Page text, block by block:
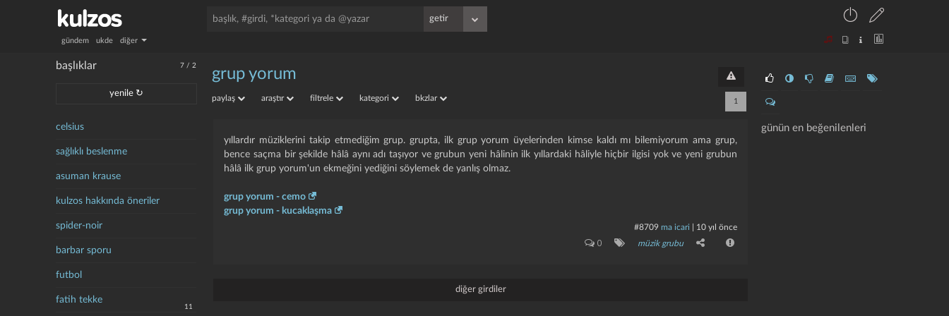
gündem ukde diğer
7 /2
başlıklar
yenile ↻
celsius
sağlıklı beslenme
asuman krause
kulzos hakkında öneriler
spider-noir
barbar sporu
futbol
fatih tekke
11
günün en beğenilenleri
grup yorum
paylaş araştır filtrele kategori bkzlar 1
yıllardır müziklerini takip etmediğim grup. grupta, ilk grup yorum üyelerinden kimse kaldı mı bilemiyorum ama grup,
bence saçma bir şekilde hâlâ aynı adı taşıyor ve grubun yeni hâlinin ilk yıllardaki hâliyle hiçbir ilgisi yok ve yeni grubun
hâlâ ilk grup yorum'un ekmeğini yediğini söylemek de yanlış olmaz.
grup yorum - cemo
grup yorum - kucaklaşma
#8709 ma icari 10 yıl önce
0 müzik grubu
diğer girdiler